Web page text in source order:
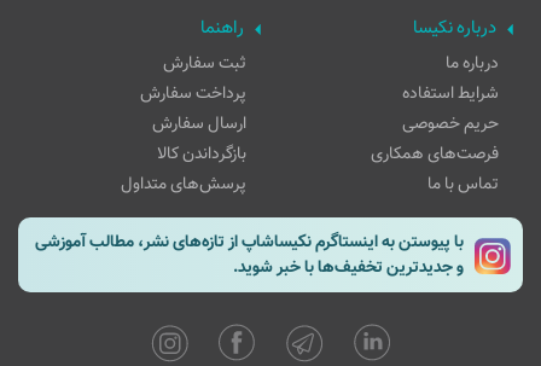
درباره نکیسا
درباره ما
شرایط استفاده
حریم خصوصی
فرصت‌های همکاری
تماس با ما
راهنما
ثبت سفارش
پرداخت سفارش
ارسال سفارش
بازگرداندن کالا
پرسش‌های متداول
با پیوستن به اینستاگرم نکیساشاپ از تازه‌های نشر، مطالب آموزشی
و جدیدترین تخفیف‌ها با خبر شوید.